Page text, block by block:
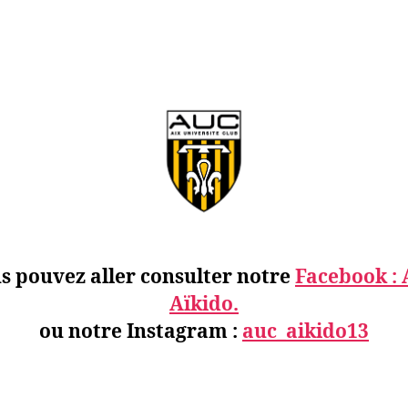
pouvez aller consulter notreFacebook :
Aïkido.
ou notre Instagram : auc_aikido13